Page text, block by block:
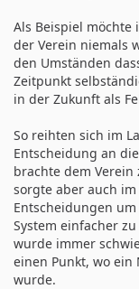
Als Beispiel möchte
der Verein niemals
den Umständen
Zeitpunkt
in der Zukunft als
So reihten sich im
Entscheidung an
brachte dem
sorgte aber auch
Entscheidungen
System einfacher
wurde immer
einen Punkt, wo
wurde.